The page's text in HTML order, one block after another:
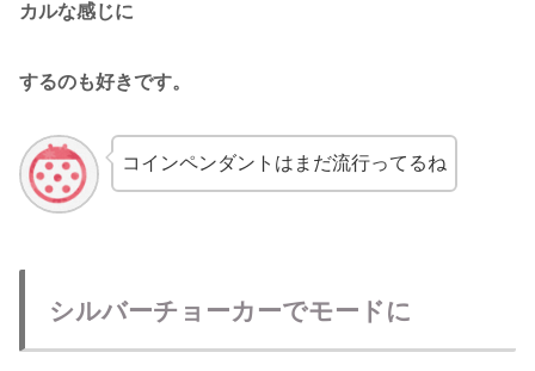
カルな感じに
するのも好きです。
コインペンダントはまだ流行ってるね
シルバーチョーカーでモードに